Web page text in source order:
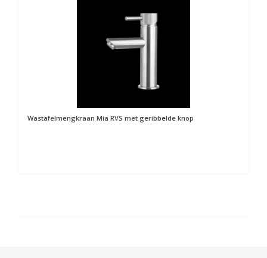
Wastafelmengkraan Mia RVS met geribbelde knop